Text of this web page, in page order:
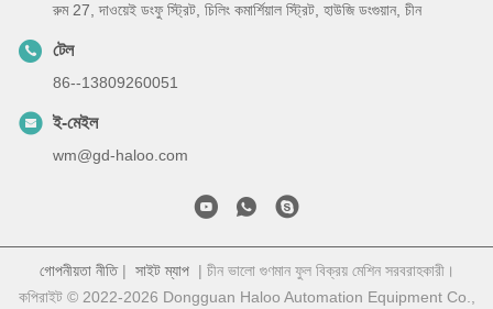
রুম 27, দাওয়েই ডংফু স্ট্রিট, চিলিং কমার্শিয়াল স্ট্রিট, হাউজি ডংগুয়ান, চীন
টেল
86--13809260051
ই-মেইল
wm@gd-haloo.com
গোপনীয়তা নীতি| সাইট ম্যাপ| চীন ভালো গুণমান ফুল বিক্রয় মেশিন সরবরাহকারী।
কপিরাইট © 2022-2026 Dongguan Haloo Automation Equipment Co.,